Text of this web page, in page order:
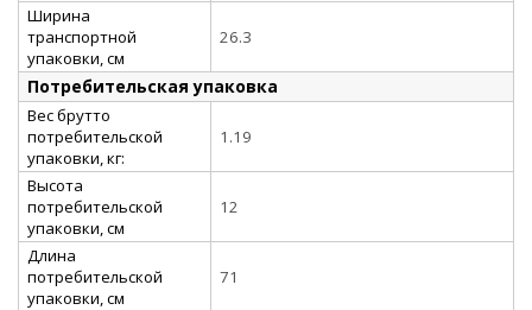
Ширина
транспортной
упаковки, см
26.3
Потребительская упаковка
Вес брутто
потребительской
упаковки, кг:
1.19
Высота
потребительской
упаковки, см
12
Длина
потребительской
упаковки, см
71